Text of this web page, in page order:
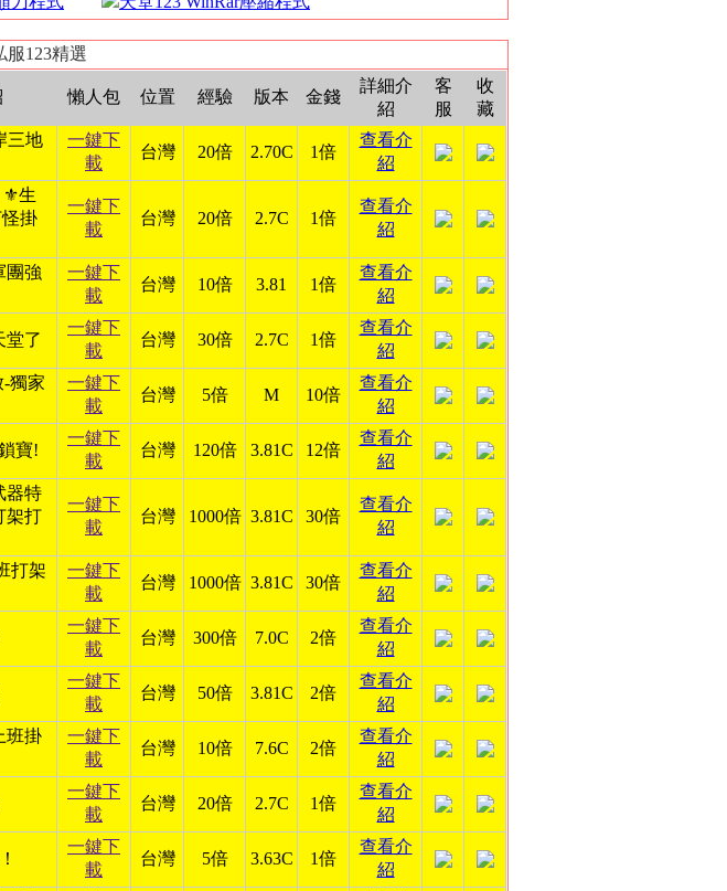
服123精選
懶人包 位置 經驗 版本 金錢
詳細介
紹
客
服
收
藏
三地
一鍵下
載
台灣 20倍 2.70C 1倍
查看介
紹
⚜️生
掛
一鍵下
載
台灣 20倍 2.7C 1倍
查看介
紹
團強
一鍵下
載
台灣 10倍 3.81 1倍
查看介
紹
堂了
一鍵下
載
台灣 30倍 2.7C 1倍
查看介
紹
獨家
一鍵下
載
台灣 5倍 M 10倍
查看介
紹
寶!
一鍵下
載
台灣 120倍 3.81C 12倍
查看介
紹
器特
架打
一鍵下
載
台灣 1000倍 3.81C 30倍
查看介
紹
打架
一鍵下
載
台灣 1000倍 3.81C 30倍
查看介
紹
一鍵下
載
台灣 300倍 7.0C 2倍
查看介
紹
一鍵下
載
台灣 50倍 3.81C 2倍
查看介
紹
班掛
一鍵下
載
台灣 10倍 7.6C 2倍
查看介
紹
一鍵下
載
台灣 20倍 2.7C 1倍
查看介
紹
一鍵下
載
台灣 5倍 3.63C 1倍
查看介
紹